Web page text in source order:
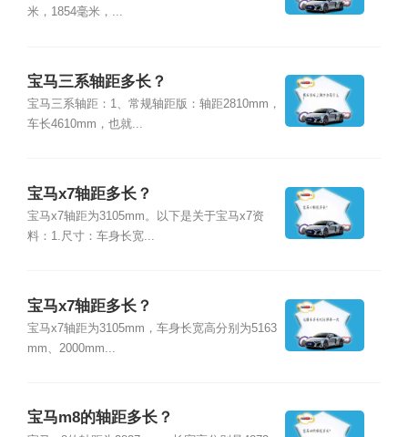
米，1854毫米，...
宝马三系轴距多长？
宝马三系轴距：1、常规轴距版：轴距2810mm，
车长4610mm，也就...
宝马x7轴距多长？
宝马x7轴距为3105mm。以下是关于宝马x7资
料：1.尺寸：车身长宽...
宝马x7轴距多长？
宝马x7轴距为3105mm，车身长宽高分别为5163
mm、2000mm...
宝马m8的轴距多长？